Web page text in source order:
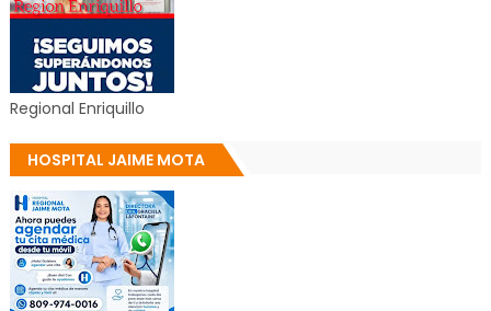
Regional Enriquillo
HOSPITAL JAIME MOTA